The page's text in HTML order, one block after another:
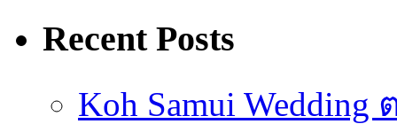
Recent Posts
Koh Samui